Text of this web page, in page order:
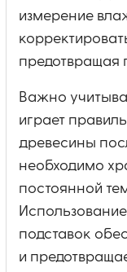
измерение
предотвращая
Важно
играет
древесины
необходимо
постоянной
подставок
и